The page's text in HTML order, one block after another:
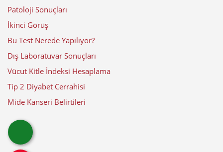
Patoloji Sonuçları
İkinci Görüş
Bu Test Nerede Yapılıyor?
Dış Laboratuvar Sonuçları
Vücut Kitle İndeksi Hesaplama
Tip 2 Diyabet Cerrahisi
Mide Kanseri Belirtileri